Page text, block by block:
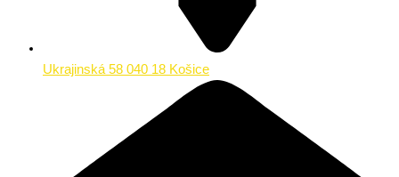
Ukrajinská 58 040 18 Košice